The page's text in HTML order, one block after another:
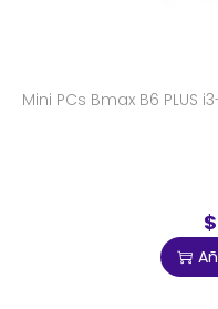
Mini PCs Bmax B6 PLUS